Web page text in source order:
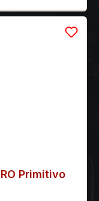
Primitivo